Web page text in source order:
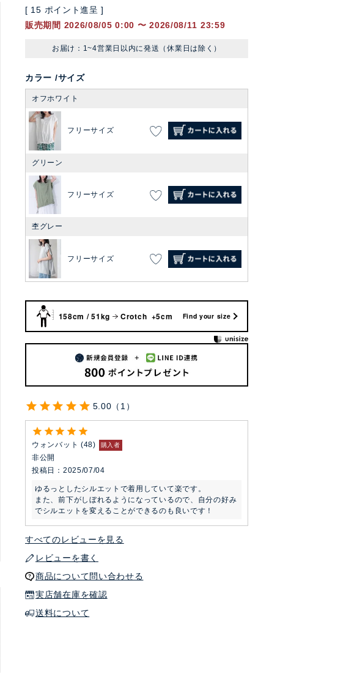
[ 15 ポイント進呈 ]
販売期間 2026/08/05 0:00 〜 2026/08/11 23:59
お届け：1~4営業日以内に発送（休業日は除く）
カラー サイズ
オフホワイト
フリーサイズ
グリーン
フリーサイズ
杢グレー
フリーサイズ
158cm / 51kg Crotch +5cm Find your size
5.00 1
ウォンバット 48 購入者
非公開
投稿日
2025/07/04
ゆるっとしたシルエットで着用していて楽です。
また、前下がしぼれるようになっているので、自分の好み
でシルエットを変えることができるのも良いです！
すべてのレビューを見る
レビューを書く
商品について問い合わせる
実店舗在庫を確認
送料について